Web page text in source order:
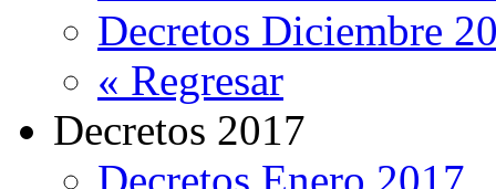
Decretos Diciembre
« Regresar
Decretos 2017
Decretos Enero 2017